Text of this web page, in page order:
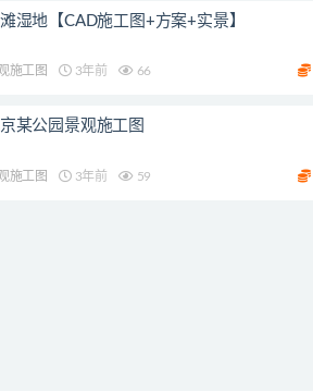
湿地【CAD施工图+方案+实景】
施工图 3年前 66
某公园景观施工图
施工图 3年前 59